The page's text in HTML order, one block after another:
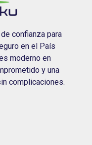
confianza para
en el País
moderno en
y una
complicaciones.